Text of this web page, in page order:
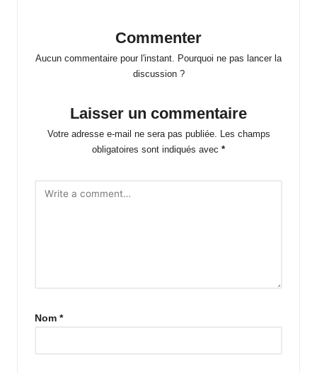
Commenter
Aucun commentaire pour l'instant. Pourquoi ne pas lancer la
discussion ?
Laisser un commentaire
Votre adresse e-mail ne sera pas publiée. Les champs
obligatoires sont indiqués avec *
Nom *